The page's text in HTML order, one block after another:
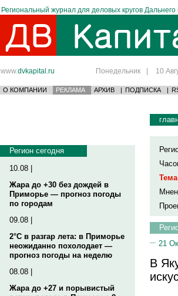
Региональный журнал для деловых кругов Дальнего
www.dvkapital.ru Понедельник | 10
О КОМПАНИИ РЕКЛАМА АРХИВ | ПОДПИСКА |
Регион сегодня
10.08 |
Жара до +30 без дождей в
Приморье — прогноз погоды
по городам
09.08 |
2°C в разгар лета: в Приморье
неожиданно похолодает —
прогноз погоды на неделю
08.08 |
Жара до +27 и порывистый
21
В